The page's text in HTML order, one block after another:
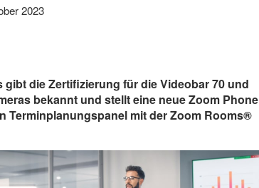
2023
die Zertifizierung für die Videobar 70 und
bekannt und stellt eine neue Zoom Phone
Terminplanungspanel mit der Zoom Rooms®